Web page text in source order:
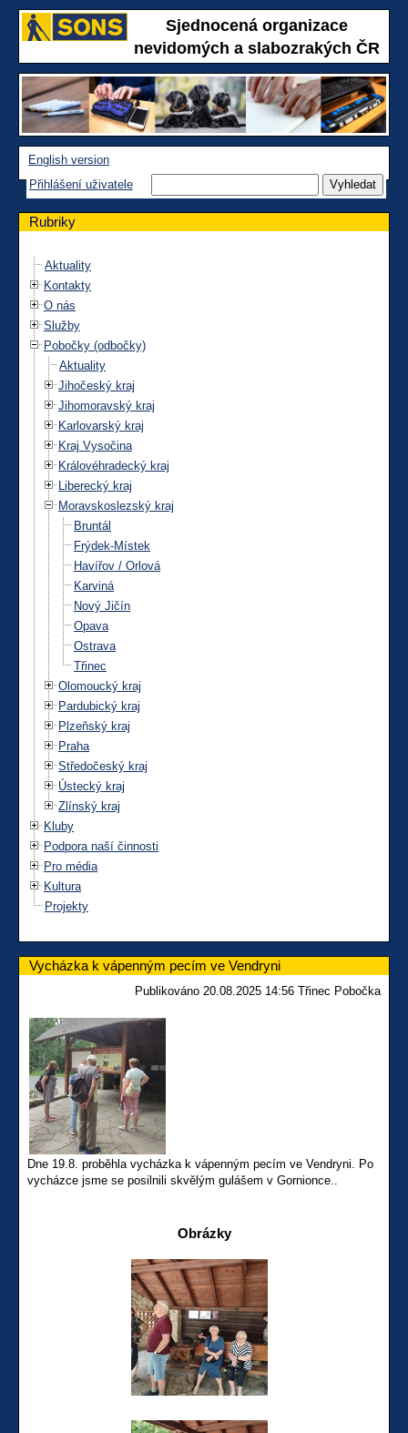
Sjednocená organizace
nevidomých a slabozrakých ČR
English version
Přihlášení uživatele
Rubriky
Aktuality
Kontakty
O nás
Služby
Pobočky (odbočky)
Aktuality
Jihočeský kraj
Jihomoravský kraj
Karlovarský kraj
Kraj Vysočina
Královéhradecký kraj
Liberecký kraj
Moravskoslezský kraj
Bruntál
Frýdek-Místek
Havířov / Orlová
Karviná
Nový Jičín
Opava
Ostrava
Třinec
Olomoucký kraj
Pardubický kraj
Plzeňský kraj
Praha
Středočeský kraj
Ústecký kraj
Zlínský kraj
Kluby
Podpora naší činnosti
Pro média
Kultura
Projekty
Vycházka k vápenným pecím ve Vendryni
Publikováno 20.08.2025 14:56 Třinec Pobočka
Dne 19.8. proběhla vycházka k vápenným pecím ve Vendryni. Po
vycházce jsme se posilnili skvělým gulášem v Gornionce..
Obrázky